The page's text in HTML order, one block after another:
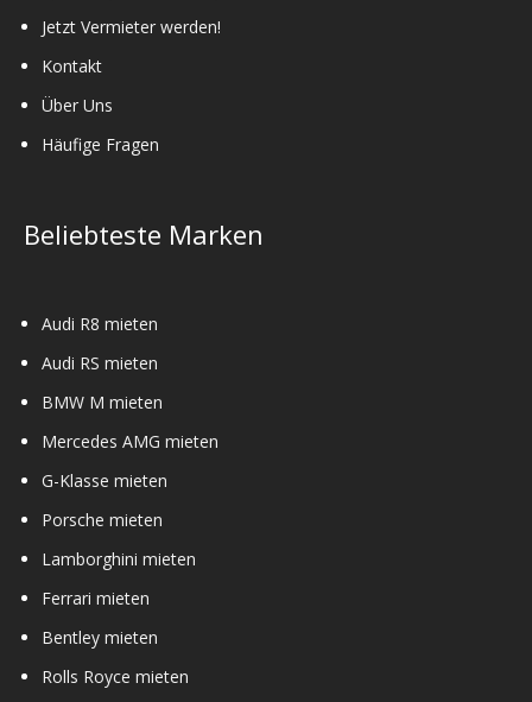
Jetzt Vermieter werden!
Kontakt
Über Uns
Häufige Fragen
Beliebteste Marken
Audi R8 mieten
Audi RS mieten
BMW M mieten
Mercedes AMG mieten
G-Klasse mieten
Porsche mieten
Lamborghini mieten
Ferrari mieten
Bentley mieten
Rolls Royce mieten